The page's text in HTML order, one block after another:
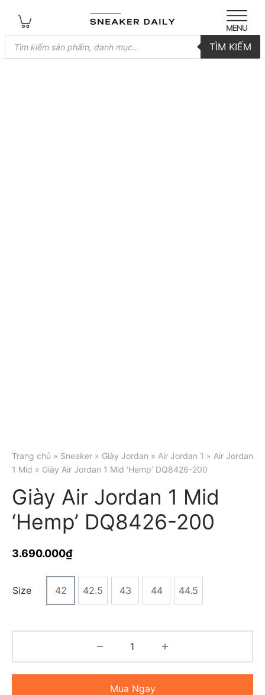
Tìm
kiếm
sản
TÌM KIẾM
Trang chủ » Sneaker » Giày Jordan » Air Jordan 1 » Air Jordan
1 Mid » Giày Air Jordan 1 Mid ‘Hemp’ DQ8426-200
Giày Air Jordan 1 Mid
‘Hemp’ DQ8426-200
3.690.000₫
Size 42 42.5 43 44 44.5
Mua Ngay